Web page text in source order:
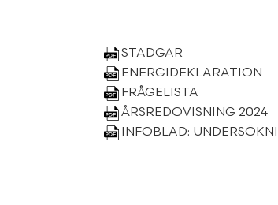
STADGAR
ENERGIDEKLARATION
FRÅGELISTA
ÅRSREDOVISNING 2024
INFOBLAD: